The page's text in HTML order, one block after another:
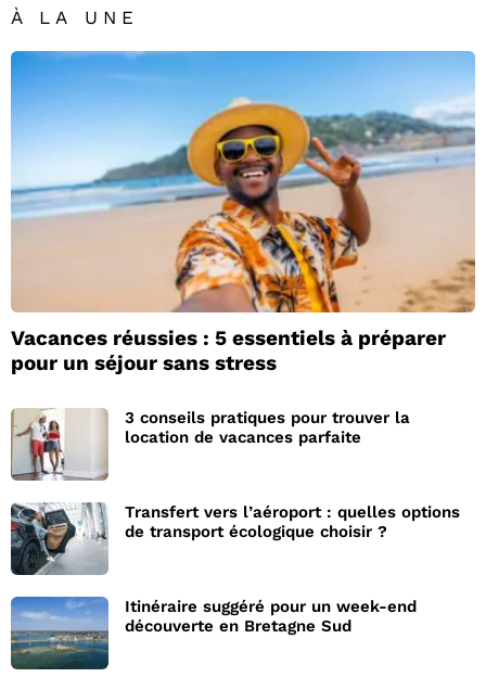
À LA UNE
Vacances réussies : 5 essentiels à préparer
pour un séjour sans stress
3 conseils pratiques pour trouver la
location de vacances parfaite
Transfert vers l’aéroport : quelles options
de transport écologique choisir ?
Itinéraire suggéré pour un week-end
découverte en Bretagne Sud